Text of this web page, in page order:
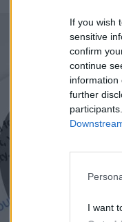
If you wish
sensitive
confirm
continue
information
further
I want